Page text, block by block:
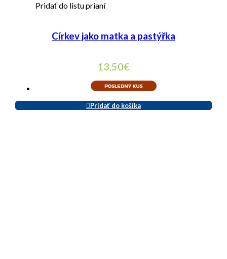
Pridať do listu prianí
Církev jako matka a pastýřka
13,50€
Pridať do košíka